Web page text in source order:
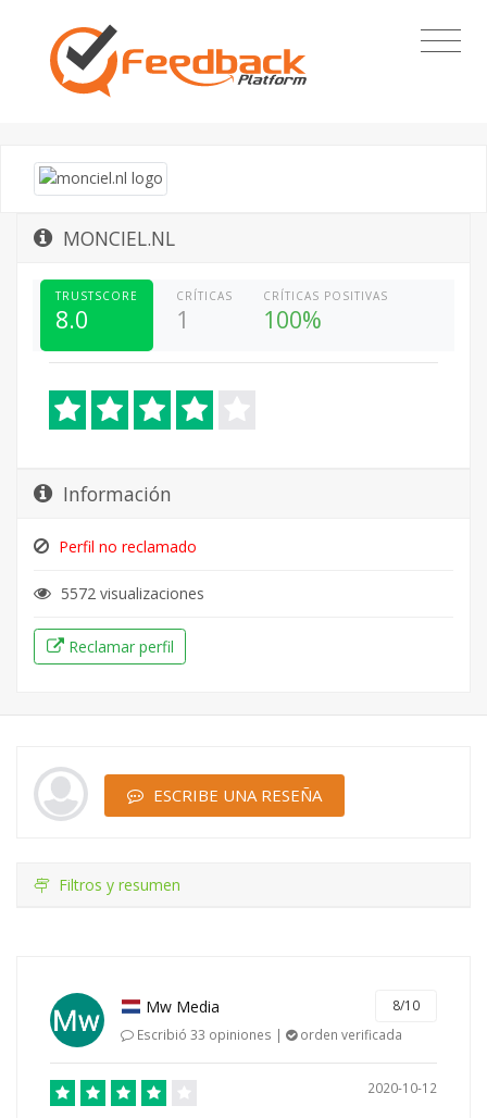
MONCIEL.NL
TRUSTSCORE
8.0
CRÍTICAS
1
CRÍTICAS POSITIVAS
100%
Información
Perfil no reclamado
5572 visualizaciones
Reclamar perfil
ESCRIBE UNA RESEÑA
Filtros y resumen
Mw Media
8/10
Escribió 33 opiniones |
orden verificada
2020-10-12